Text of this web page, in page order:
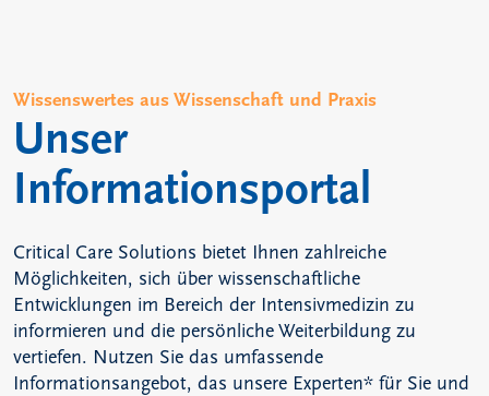
Wissenswertes aus Wissenschaft und Praxis
Unser
Informationsportal
Critical Care Solutions bietet Ihnen zahlreiche
Möglichkeiten, sich über wissenschaftliche
Entwicklungen im Bereich der Intensivmedizin zu
informieren und die persönliche Weiterbildung zu
vertiefen. Nutzen Sie das umfassende
Informationsangebot, das unsere Experten* für Sie und